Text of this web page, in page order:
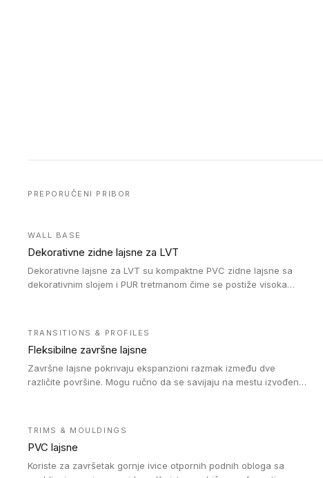
PREPORUČENI PRIBOR
WALL BASE
Dekorativne zidne lajsne za LVT
Dekorativne lajsne za LVT su kompaktne PVC zidne lajsne sa
dekorativnim slojem i PUR tretmanom čime se postiže visoka
TRANSITIONS & PROFILES
Fleksibilne završne lajsne
Završne lajsne pokrivaju ekspanzioni razmak između dve
različite površine. Mogu ručno da se savijaju na mestu izvođenja
(kompaktni i akustički), kao i sa podnim oblogama od linoleuma.
TRIMS & MOULDINGS
PVC lajsne
Koriste za završetak gornje ivice otpornih podnih obloga sa